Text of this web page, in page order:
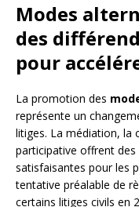
Modes
des
pour
La promotion des
représente un
litiges. La médiation, la
participative offrent
satisfaisantes pour les
tentative préalable de
certains litiges civils en